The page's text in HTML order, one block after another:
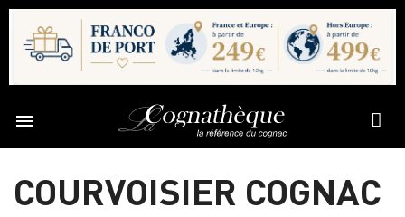

COURVOISIER COGNAC